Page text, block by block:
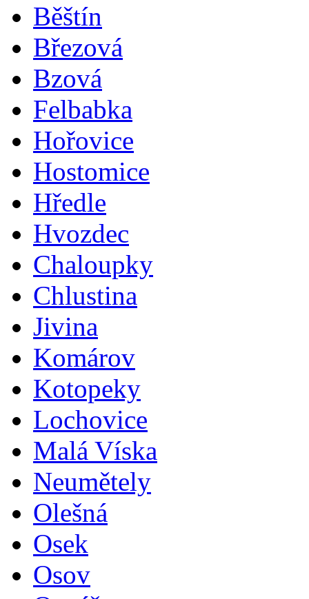
Běštín
Březová
Bzová
Felbabka
Hořovice
Hostomice
Hředle
Hvozdec
Chaloupky
Chlustina
Jivina
Komárov
Kotopeky
Lochovice
Malá Víska
Neumětely
Olešná
Osek
Osov